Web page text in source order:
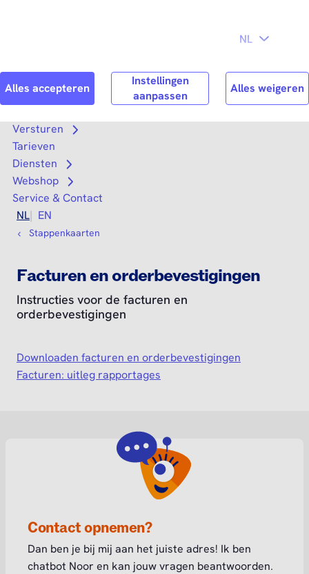
Search Zoek
Versturen
Open submenu
Tarieven
Diensten
Open submenu
Webshop
Open submenu
Service & Contact
NL
EN
Stappenkaarten
Facturen en orderbevestigingen
Instructies voor de facturen en
orderbevestigingen
Downloaden facturen en orderbevestigingen
Facturen: uitleg rapportages
Contact opnemen?
Dan ben je bij mij aan het juiste adres! Ik ben
chatbot Noor en kan jouw vragen beantwoorden.